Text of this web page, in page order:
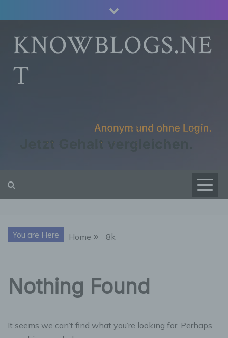
to
contentKNOWBLOGS.NE
T
You are Here Home 8k
Nothing Found
It seems we can’t find what you’re looking for. Perhaps